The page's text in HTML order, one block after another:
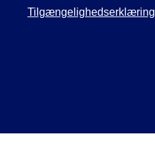
Tilgængelighedserklæring